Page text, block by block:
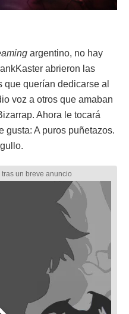
argentino, no hay
abrieron las
querían dedicarse al
voz a otros que amaban
Ahora le tocará
gusta: A puros puñetazos.